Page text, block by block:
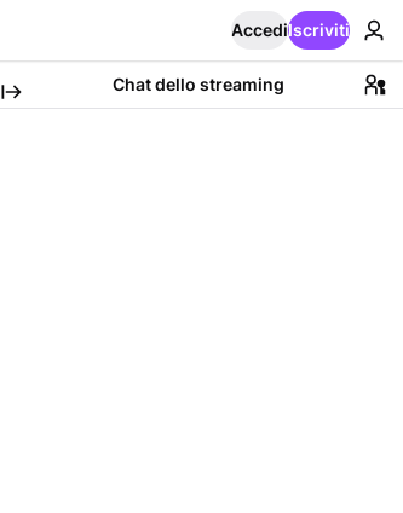
AccediIscriviti
Chat dello streaming